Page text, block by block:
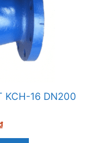
KCH-16 DN200